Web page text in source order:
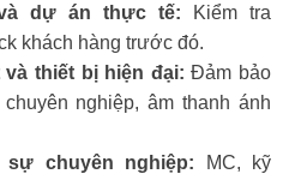
dự án thực tế: Kiểm tra
khách hàng trước đó.
thiết bị hiện đại: Đảm bảo
nghiệp, âm thanh ánh
chuyên nghiệp: MC, kỹ